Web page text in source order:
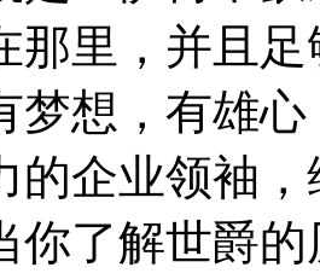
那里，并且
梦想，有雄
的企业领袖
你了解世爵